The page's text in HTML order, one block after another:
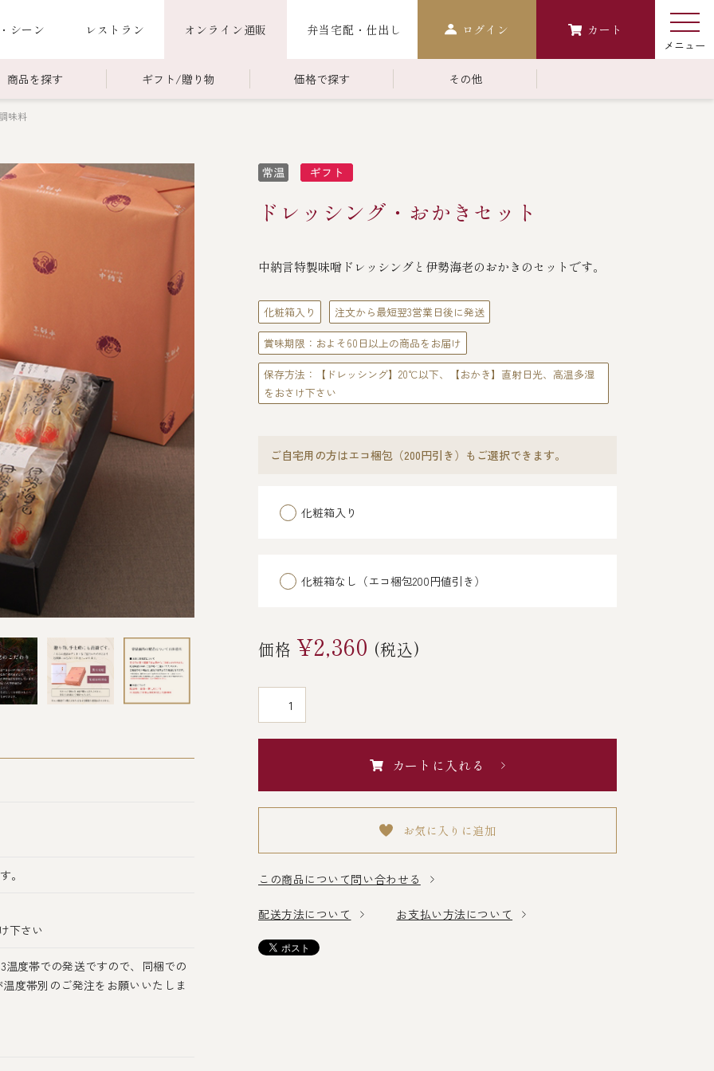
シーン レストラン オンライン通販 弁当宅配・仕出し ログイン カート
商品を探す
ごちそう重
お食い初め重
海鮮ＢＢＱ
お弁当（冷凍）
生おせち おせち冷凍
調味料
レストラン商品
中納言 鉄板焼ひかり
ギフト/贈り物 価格で探す
～
その他
定商品 ご利用ガイド
味料
。
下さい
度帯での発送ですので、同梱での
度帯別のご発注をお願いいたしま
ドレッシング・おかきセット
中納言特製味噌ドレッシングと伊勢海老のおかきのセットです。
化粧箱入り 注文から最短翌3営業日後に発送
賞味期限：およそ60日以上の商品をお届け
保存方法：【ドレッシング】20℃以下、【おかき】直射日光、高温多湿
をおさけ下さい
ご自宅用の方はエコ梱包（200円引き）もご選択できます。
化粧箱入り
化粧箱なし（エコ梱包200円値引き）
価格 ¥2,360 (税込)
カートに入れる
お気に入りに追加
この商品について問い合わせる
配送方法について お支払い方法について